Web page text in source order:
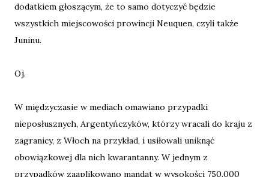
dodatkiem głoszącym, że to samo dotyczyć będzie
wszystkich miejscowości prowincji Neuquen, czyli także
Juninu.
Oj.
W międzyczasie w mediach omawiano przypadki
nieposłusznych, Argentyńczyków, którzy wracali do kraju z
zagranicy, z Włoch na przykład, i usiłowali uniknąć
obowiązkowej dla nich kwarantanny. W jednym z
przypadków zaaplikowano mandat w wysokości 750.000